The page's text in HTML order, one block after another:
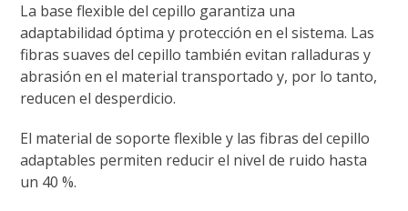
La base flexible del cepillo garantiza una
adaptabilidad óptima y protección en el sistema. Las
fibras suaves del cepillo también evitan ralladuras y
abrasión en el material transportado y, por lo tanto,
reducen el desperdicio.
El material de soporte flexible y las fibras del cepillo
adaptables permiten reducir el nivel de ruido hasta
un 40 %.